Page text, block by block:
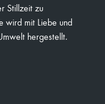
Stillzeit zu
wird mit Liebe und
hergestellt.